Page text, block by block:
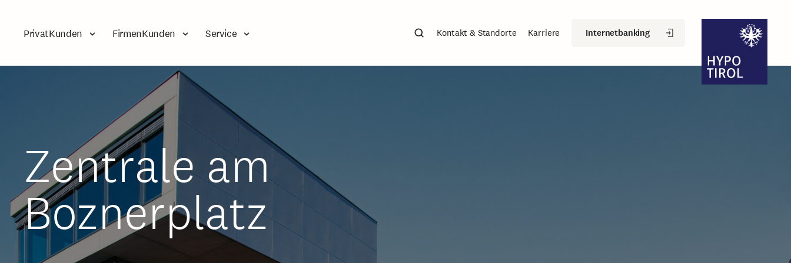
PrivatKunden FirmenKunden Service Suchen
Kontakt & Standorte Karriere Internetbanking
Zentrale am
Boznerplatz